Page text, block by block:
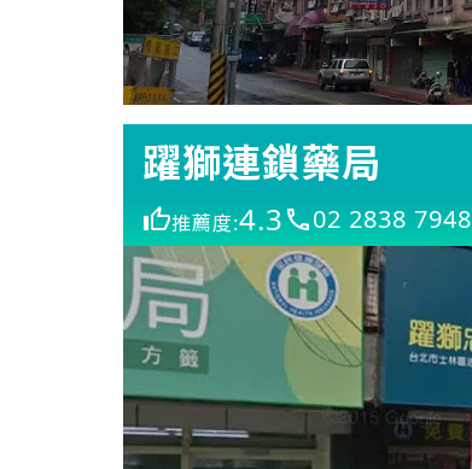
躍獅連鎖藥局
推薦度:4.3 02 2838 7948